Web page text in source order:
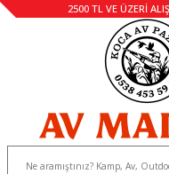
2500 TL VE ÜZERİ